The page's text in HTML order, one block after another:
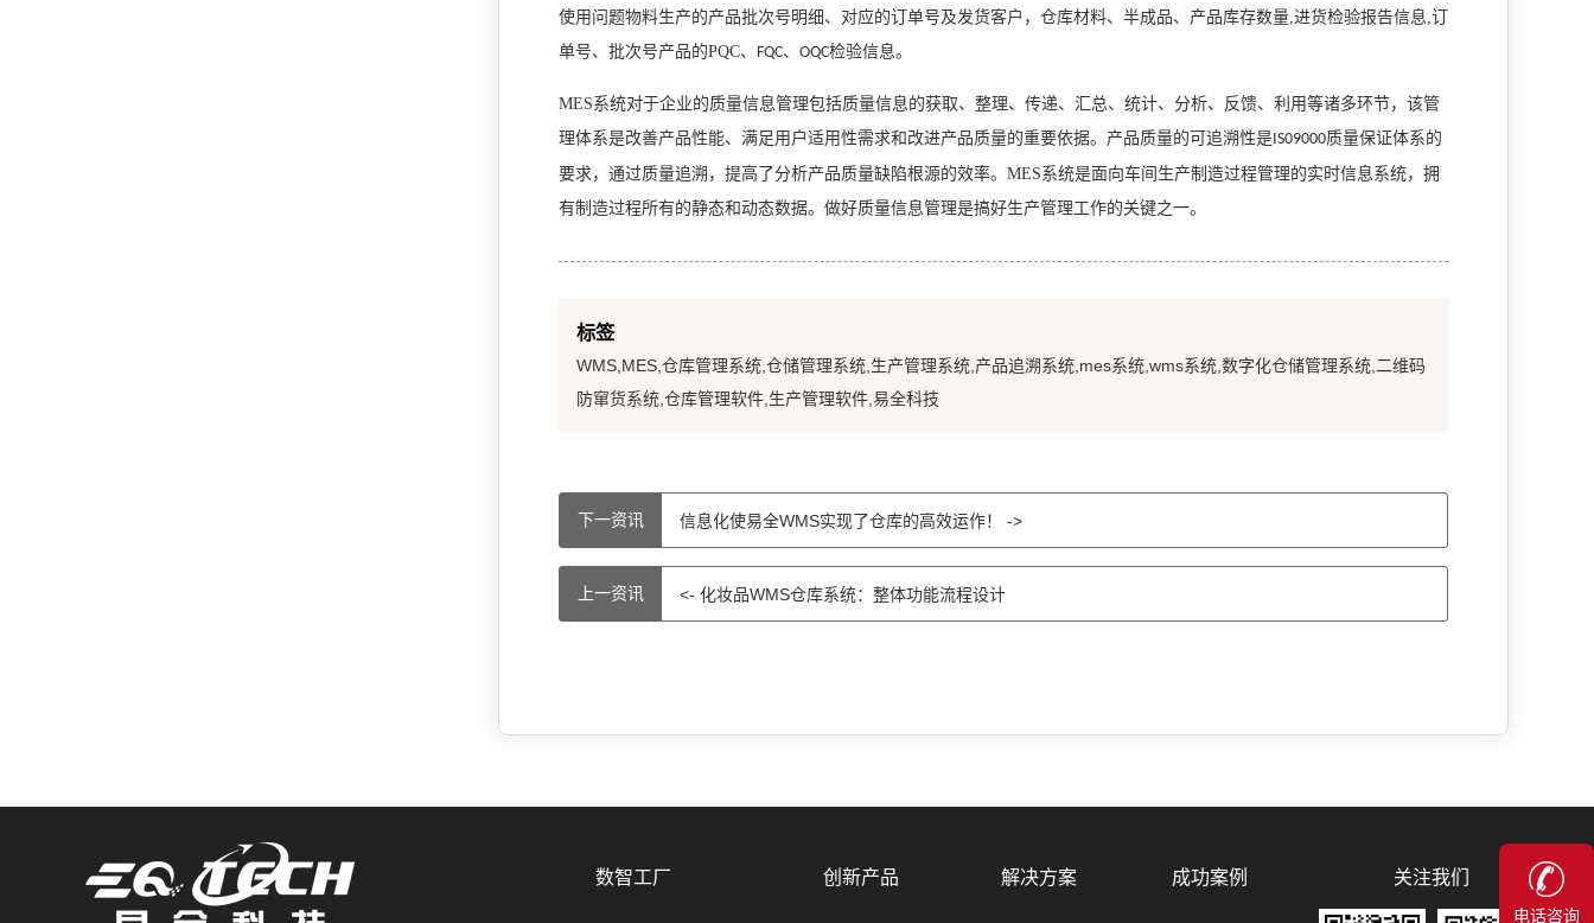
使用问题物料生产的产品批次号明细、对应的订单号及发货客户， 仓库材料、半成品、产品库存数量, 进货检验报告信息, 订
单号、批次号产品的PQC、 FQC、 OQC检验信息。
MES系统对于企业的质量信息管理包括质量信息的获取、整理、传递、汇总、统计、分析、反馈、利用等诸多环节，该管
理体系是改善产品性能、满足用户适用性需求和改进产品质量的重要依据。产品质量的可追溯性是 IS09000质量保证体系的
要求，通过质量追溯，提高了分析产品质量缺陷根源的效率。 MES系统是面向车间生产制造过程管理的实时信息系统，拥
有制造过程所有的静态和动态数据。做好质量信息管理是搞好生产管理工作的关键之一。
标签
WMS,MES,仓库管理系统,仓储管理系统,生产管理系统,产品追溯系统,mes系统,wms系统,数字化仓储管理系统,二维码
防窜货系统,仓库管理软件,生产管理软件,易全科技
下一资讯 信息化使易全WMS实现了仓库的高效运作！ ->
上一资讯 <- 化妆品WMS仓库系统：整体功能流程设计
数智工厂 创新产品 解决方案 成功案例 关注我们
电话咨询